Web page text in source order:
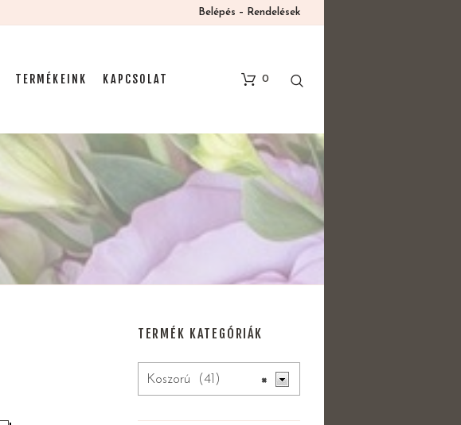
Belépés – Rendelések
0
TERMÉKEINK KAPCSOLAT
TERMÉK KATEGÓRIÁK
×
Koszorú (41)